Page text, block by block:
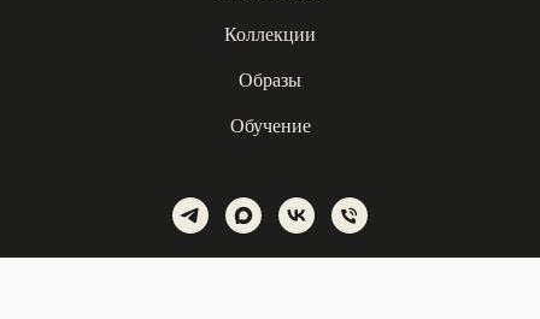
Коллекции
Образы
Обучение